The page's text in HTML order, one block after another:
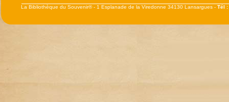
La Bibliothèque du Souvenir® - 1 Esplanade de la Viredonne 34130 Lansargues -Tél